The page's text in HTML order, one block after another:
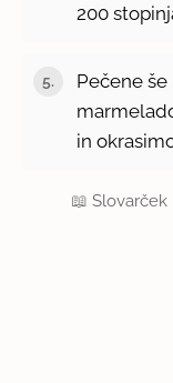
200
Pečene
in
📖Slovarček